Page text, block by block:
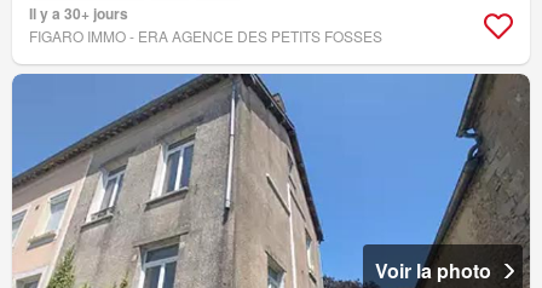
Il y a 30+ jours
FIGARO IMMO - ERA AGENCE DES PETITS FOSSES
Voir la photo